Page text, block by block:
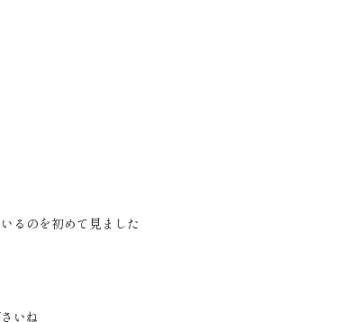
るのを初めて見ました
いね